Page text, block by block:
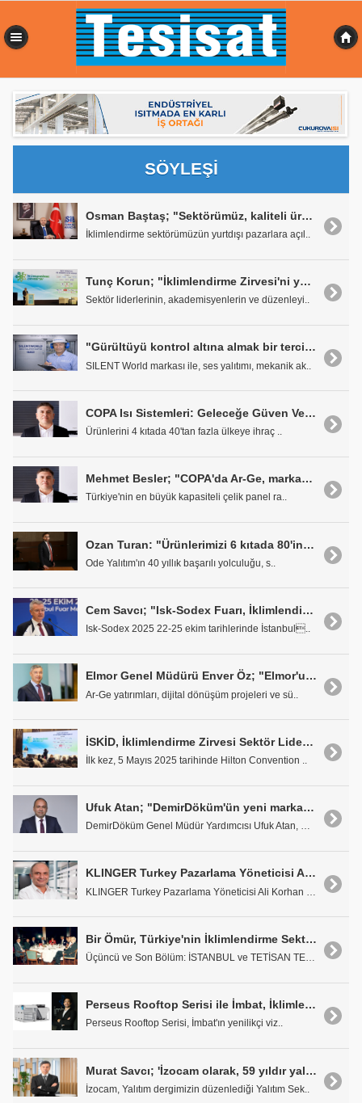
SÖYLEŞİ
Osman Baştaş; "Sektörümüz, kaliteli üretim altyapısı ve mühendislik kabiliyetiyle küresel pazarlardaki konumunu..."
İklimlendirme sektörümüzün yurtdışı pazarlara açıl..
Tunç Korun; "İklimlendirme Zirvesi'ni yalnızca bir konferans olarak değil, ortak akıl platformu olarak görüyoruz."
Sektör liderlerinin, akademisyenlerin ve düzenleyi..
"Gürültüyü kontrol altına almak bir tercih değil, profesyonel bir gerekliliktir"
SILENT World markası ile, ses yalıtımı, mekanik ak..
COPA Isı Sistemleri: Geleceğe Güven Veren Yeşil Dönüşüm Yolculuğu
Ürünlerini 4 kıtada 40'tan fazla ülkeye ihraç ..
Mehmet Besler; "COPA'da Ar-Ge, markanın yönünü belirleyen stratejik bir merkezdir."
Türkiye'nin en büyük kapasiteli çelik panel ra..
Ozan Turan: "Ürünlerimizi 6 kıtada 80'in Üzerinde Ülkeye Ulaştırıyoruz"
Ode Yalıtım'ın 40 yıllık başarılı yolculuğu, s..
Cem Savcı; "Isk-Sodex Fuarı, İklimlendirme Sektörümüzün Dünyaya Açılan Kapısı Diyebiliriz"
Isk-Sodex 2025 22-25 ekim tarihlerinde İstanbul..
Elmor Genel Müdürü Enver Öz; "Elmor'un en büyük gücü, köklü geçmişi ile sürekli gelişimi birleştirebilmesidir."
Ar-Ge yatırımları, dijital dönüşüm projeleri ve sü..
İSKİD, İklimlendirme Zirvesi Sektör Liderlerini, Bakanlık Bürokratlarını ve Daire Başkanlarını Bir Araya Getirdi
İlk kez, 5 Mayıs 2025 tarihinde Hilton Convention ..
Ufuk Atan; "DemirDöküm'ün yeni marka kimliği, modern, sürdürülebilir ve müşteri odaklı yaklaşımımızın bir yansıması."
DemirDöküm Genel Müdür Yardımcısı Ufuk Atan, Demir..
KLINGER Turkey Pazarlama Yöneticisi Ali Korhan Közer: "Özellikle, demir çelik sektöründe oksijen hatlarında..."
Bir Ömür, Türkiye'nin İklimlendirme Sektörünün de Tarihi: YÜKSEL KÖKSAL Anlatıyor,
Üçüncü ve Son Bölüm: İSTANBUL ve TETİSAN TECRÜBEM&..
Perseus Rooftop Serisi ile İmbat, İklimlendirme Sektöründe Yeni Bir Dönem Başlatıyor
Perseus Rooftop Serisi, İmbat'ın yenilikçi viz..
Murat Savcı; 'İzocam olarak, 59 yıldır yalıtım sektörüne liderlik etmenin gururunu yaşamaktayız'
İzocam, Yalıtım dergimizin düzenlediği Yalıtım Sek..
0,320 sn